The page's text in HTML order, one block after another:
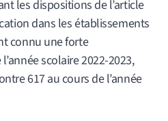
les dispositions de l’article
dans les établissements
connu une forte
scolaire 2022-2023,
617 au cours de l’année